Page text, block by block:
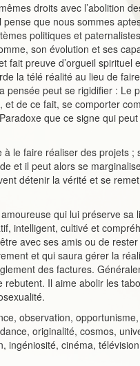
droits avec l’abolition
que nous sommes
politiques et
son évolution et ses
preuve d’orgueil spirituel
la télé réalité au lieu de
pensée peut se rigidifier : Le
de ce fait, se comporter
que ce signe qui
le faire réaliser des projets ;
et il peut alors se
détenir la vérité et se
qui lui préserve sa
intelligent, cultivé et
avec ses amis ou de
et qui saura gérer la
des factures.
rebutent. Il aime abolir les
observation,
originalité, cosmos,
ingéniosité, cinéma,